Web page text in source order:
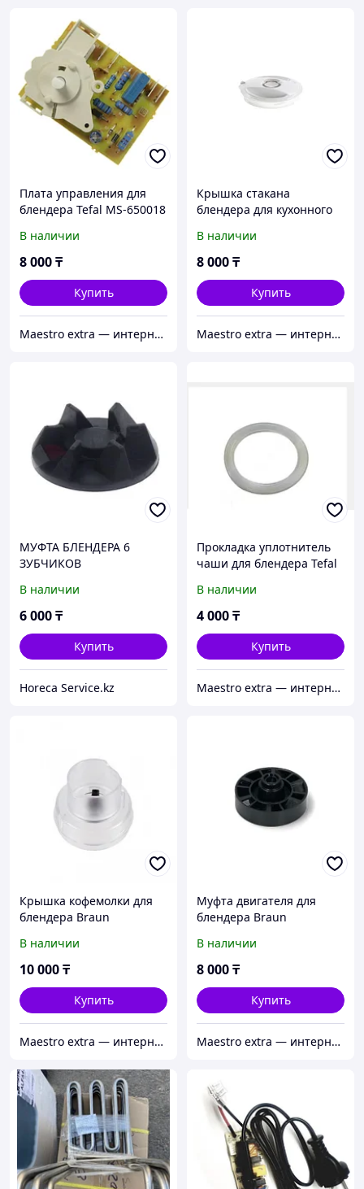
Плата управления для
блендера Tefal MS-650018
В наличии
8 000₸
Купить
Maestro extra — интернет-магазин запчастей для крупной и мелкой бытовой техники в Алматы
Крышка стакана
блендера для кухонного
В наличии
8 000₸
Купить
Maestro extra — интернет-магазин запчастей для крупной и мелкой бытовой техники в Алматы
МУФТА БЛЕНДЕРА 6
ЗУБЧИКОВ
В наличии
6 000₸
Купить
Horeca Service.kz
Прокладка уплотнитель
чаши для блендера Tefal
В наличии
4 000₸
Купить
Maestro extra — интернет-магазин запчастей для крупной и мелкой бытовой техники в Алматы
Крышка кофемолки для
блендера Braun
В наличии
10 000₸
Купить
Maestro extra — интернет-магазин запчастей для крупной и мелкой бытовой техники в Алматы
Муфта двигателя для
блендера Braun
В наличии
8 000₸
Купить
Maestro extra — интернет-магазин запчастей для крупной и мелкой бытовой техники в Алматы